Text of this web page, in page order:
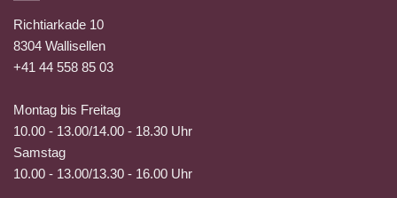
Richtiarkade 10
8304 Wallisellen
+41 44 558 85 03
Montag bis Freitag
10.00 - 13.00/14.00 - 18.30 Uhr
Samstag
10.00 - 13.00/13.30 - 16.00 Uhr